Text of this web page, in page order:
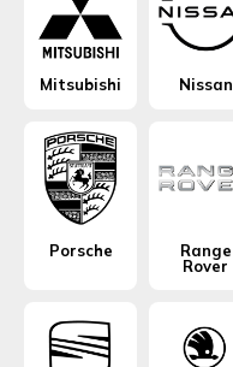
Mitsubishi Nissan
Porsche
Range
Rover